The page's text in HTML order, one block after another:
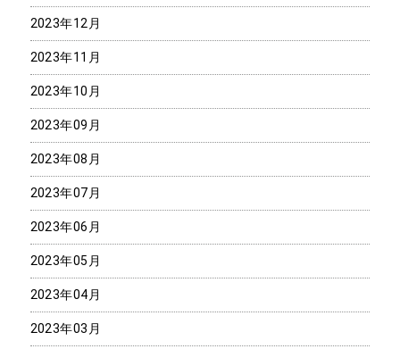
2023年12月
2023年11月
2023年10月
2023年09月
2023年08月
2023年07月
2023年06月
2023年05月
2023年04月
2023年03月